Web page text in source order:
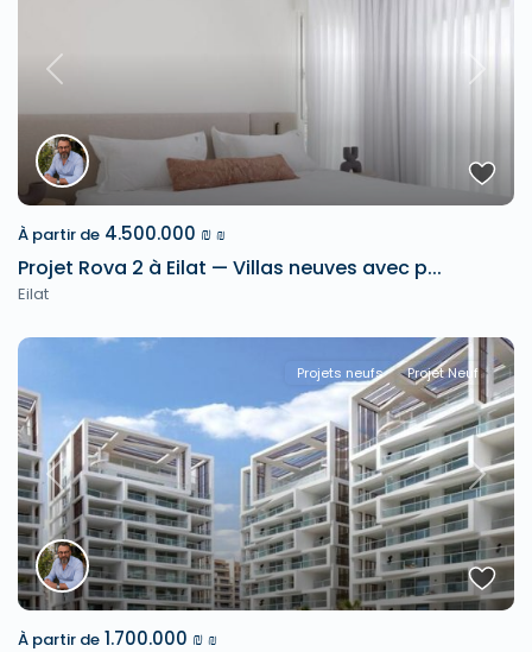
Previous Next
À partir de 4.500.000 ₪ ₪
Projet Rova 2 à Eilat — Villas neuves avec p...
Eilat
Previous Next
Projets neufs Projet Neuf
À partir de 1.700.000 ₪ ₪